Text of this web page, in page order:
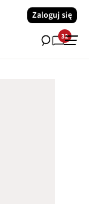
Zaloguj się
32